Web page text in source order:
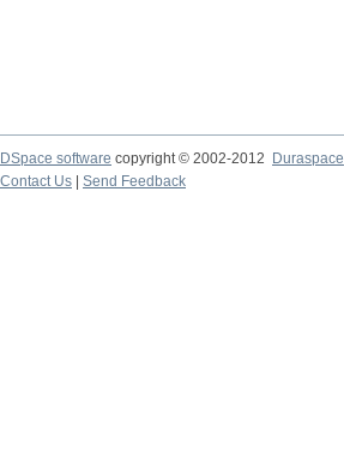
DSpace software copyright © 2002-2012
Duraspace
Contact Us
Send Feedback